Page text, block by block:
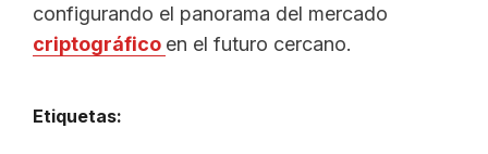
configurando el panorama del mercado
criptográfico en el futuro cercano.
Etiquetas: